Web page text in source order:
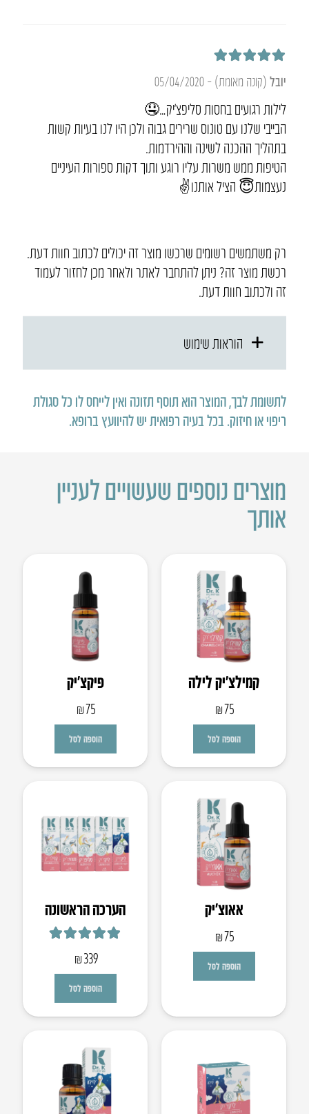
יובל (קונה מאומת) –
05/04/2020
לילות רגועים בחסות סליפצ’יק…🤤
הבייבי שלנו עם טונוס שרירים גבוה ולכן היו לנו בעיות קשות
בתהליך ההכנה לשינה וההירדמות.
הטיפות ממש משרות עליו רוגע ותוך דקות ספורות העיניים
נעצמות😇 הציל אותנו✌
רק משתמשים רשומים שרכשו מוצר זה יכולים לכתוב חוות דעת.
רכשת מוצר זה? ניתן להתחבר לאתר ולאחר מכן לחזור לעמוד
זה ולכתוב חוות דעת.
הוראות שימוש
לתשומת לבך, המוצר הוא תוסף תזונה ואין לייחס לו כל סגולת
ריפוי או חיזוק. בכל בעיה רפואית יש להיוועץ ברופא.
מוצרים נוספים שעשויים לעניין
אותך
קמילצ’יק לילה
₪75
הוספה לסל
פיקצ’יק
₪75
הוספה לסל
אאוצ’יק
₪75
הוספה לסל
הערכה הראשונה
₪339
הוספה לסל